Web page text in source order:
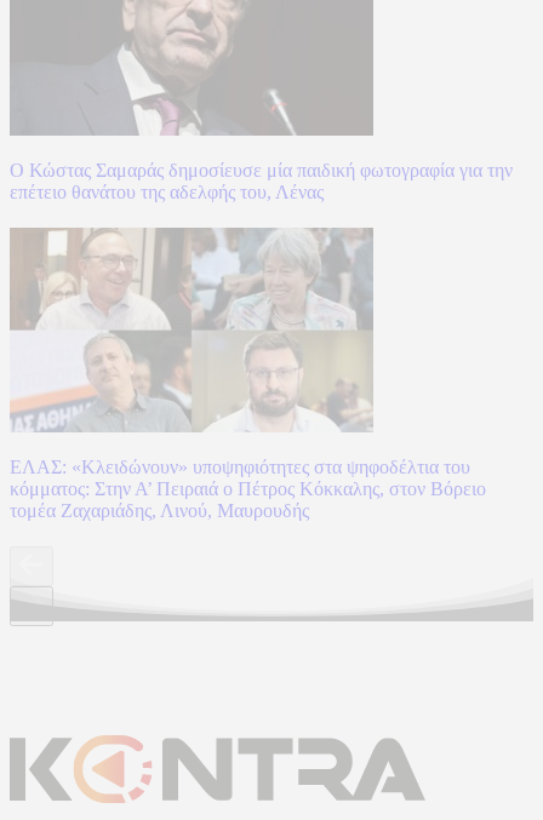
Ο Κώστας Σαμαράς δημοσίευσε μία παιδική φωτογραφία για την
επέτειο θανάτου της αδελφής του, Λένας
ΕΛΑΣ: «Κλειδώνουν» υποψηφιότητες στα ψηφοδέλτια του
κόμματος: Στην Α’ Πειραιά ο Πέτρος Κόκκαλης, στον Βόρειο
τομέα Ζαχαριάδης, Λινού, Μαυρουδής